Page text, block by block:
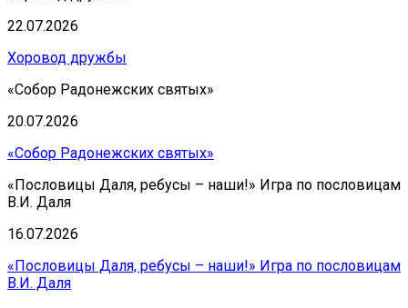
22.07.2026
Хоровод дружбы
«Собор Радонежских святых»
20.07.2026
«Собор Радонежских святых»
«Пословицы Даля, ребусы – наши!» Игра по пословицам
В.И. Даля
16.07.2026
«Пословицы Даля, ребусы – наши!» Игра по пословицам
В.И. Даля